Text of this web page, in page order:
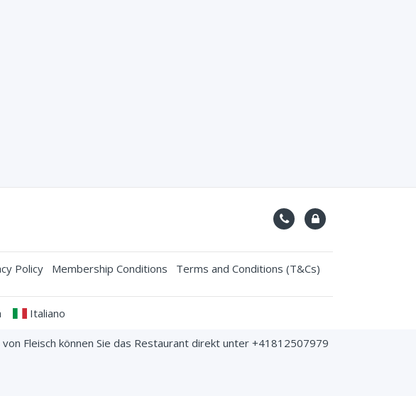
Policy Membership Conditions Terms and Conditions (T&Cs)
Italiano
Fleisch können Sie das Restaurant direkt unter +41812507979